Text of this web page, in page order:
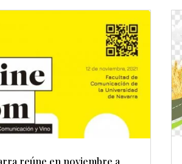
reúne en noviembre a